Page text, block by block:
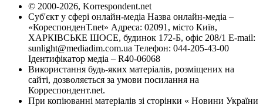
© 2000-2026, Korrespondent.net
Суб'єкт у сфері онлайн-медіа Назва онлайн-медіа –
«КореспонденТ.net» Адреса: 02091, місто Київ,
ХАРКІВСЬКЕ ШОСЕ, будинок 172-Б, офіс 208/1 E-mail:
sunlight@mediadim.com.ua Телефон: 044-205-43-00
Ідентифікатор медіа – R40-06068
Використання будь-яких матеріалів, розміщених на
сайті, дозволяється за умови посилання на
Корреспондент.net.
При копіюванні матеріалів зі сторінки « Новини України